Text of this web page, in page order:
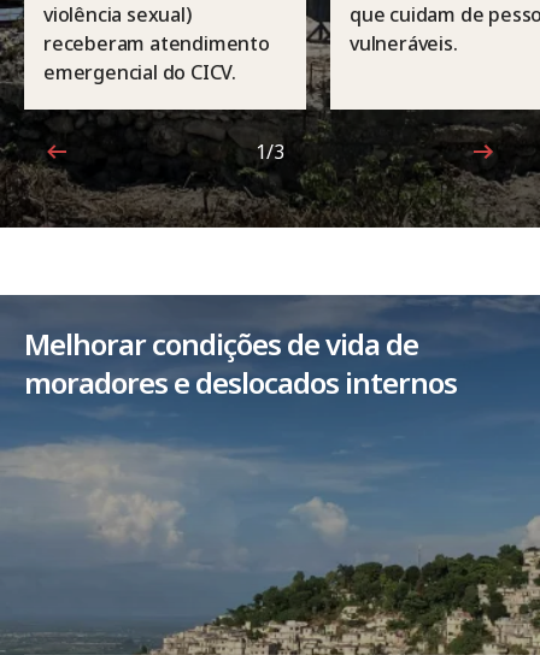
violência sexual)
receberam atendimento
emergencial do CICV.
que cuidam de
vulneráveis.
1 de 3
1/3
Melhorar condições de vida de
moradores e deslocados internos